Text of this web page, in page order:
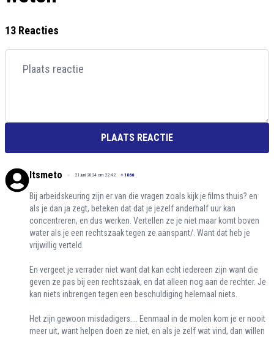
13 Reacties
PLAATS REACTIE
Itsmeto 21 juni 2024 om 22:42 + 1066
Bij arbeidskeuring zijn er van die vragen zoals kijk je films thuis? en
als je dan ja zegt, beteken dat dat je jezelf anderhalf uur kan
concentreren, en dus werken. Vertellen ze je niet maar komt boven
water als je een rechtszaak tegen ze aanspant/. Want dat heb je
vrijwillig verteld.
En vergeet je verrader niet want dat kan echt iedereen zijn want die
geven ze pas bij een rechtszaak, en dat alleen nog aan de rechter. Je
kan niets inbrengen tegen een beschuldiging helemaal niets.
Het zijn gewoon misdadigers.... Eenmaal in de molen kom je er nooit
meer uit, want helpen doen ze niet, en als je zelf wat vind, dan willen